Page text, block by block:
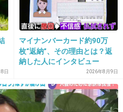
そうだった🚗
かった🍚
+527 -3
せてくれた嫁は優しい
日
マイナンバーカード約90万
枚“返納”、その理由とは？返
納した人にインタビュー
2026年8月9日